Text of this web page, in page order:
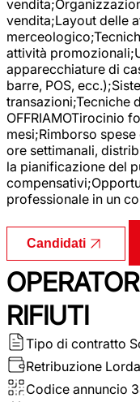
vendita;Layout delle
attività
apparecchiature di
barre, POS,
transazioni;Tecniche
OFFRIAMOTirocinio
mesi;Rimborso
ore settimanali,
la pianificazione del
professionale in un
Candidati
RIFIUTI
Tipo di contratto
Retribuzione Lorda
Codice annuncio